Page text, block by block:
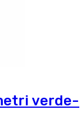
verde-